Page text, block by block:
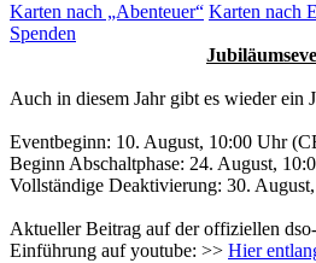
Karten nach „Abenteuer“ Karten nach
Spenden
Auch in diesem Jahr gibt es wieder ein
Eventbeginn: 10. August, 10:00 Uhr
Beginn Abschaltphase: 24. August,
Vollständige Deaktivierung: 30.
Aktueller Beitrag auf der offiziellen
Einführung auf youtube: >> Hier